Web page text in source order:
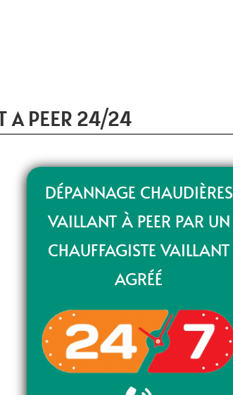
A PEER 24/24
DÉPANNAGE CHAUDIÈRES
VAILLANT À PEER PAR UN
CHAUFFAGISTE VAILLANT
AGRÉÉ